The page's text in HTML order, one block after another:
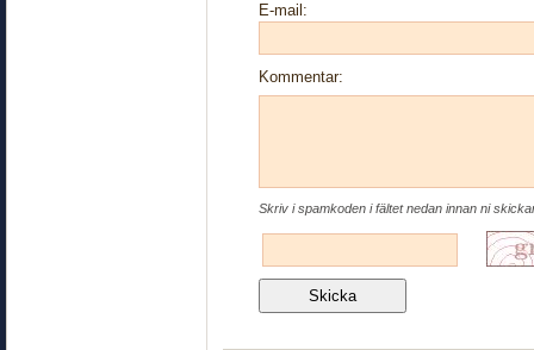
E-mail:
Kommentar:
Skriv i spamkoden i fältet nedan innan ni